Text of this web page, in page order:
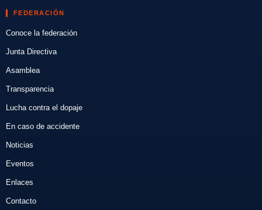
FEDERACIÓN
Conoce la federación
Junta Directiva
Asamblea
Transparencia
Lucha contra el dopaje
En caso de accidente
Noticias
Eventos
Enlaces
Contacto